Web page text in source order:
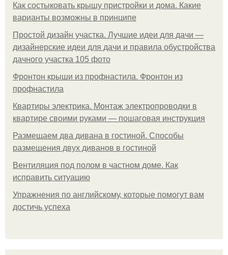
Как состыковать крышу пристройки и дома. Какие
варианты возможны в принципе
Простой дизайн участка. Лучшие идеи для дачи —
дизайнерские идеи для дачи и правила обустройства
дачного участка 105 фото
Фронтон крыши из профнастила. Фронтон из
профнастила
Квартиры электрика. Монтаж электропроводки в
квартире своими руками — пошаговая инструкция
Размещаем два дивана в гостиной. Способы
размещения двух диванов в гостиной
Вентиляция под полом в частном доме. Как
исправить ситуацию
Упражнения по английскому, которые помогут вам
достичь успеха